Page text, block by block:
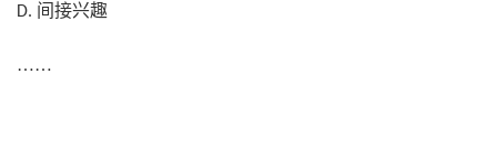
D. 间接兴趣
……